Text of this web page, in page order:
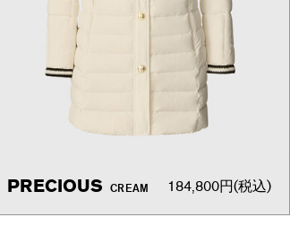
PRECIOUS CREAM 184,800円(税込)